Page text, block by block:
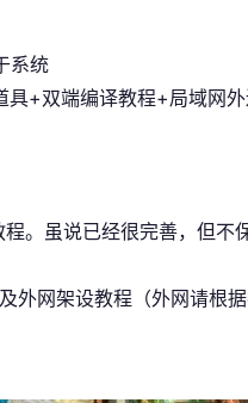
系统
+双端编译教程+局域网
。虽说已经很完善，但
外网架设教程（外网请根